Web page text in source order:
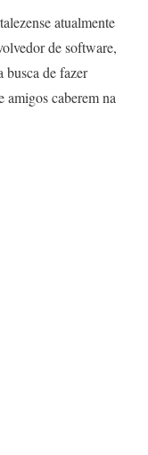
atualmente
de software,
busca de fazer
amigos caberem na